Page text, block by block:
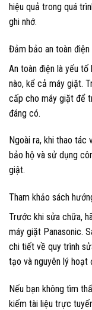
hiệu quả trong quá
ghi nhớ.
Đảm bảo an toàn điện
An toàn điện là yếu
nào, kể cả máy giặt.
cấp cho máy giặt để
đáng có.
Ngoài ra, khi thao tác
bảo hộ và sử dụng
giật.
Tham khảo sách
Trước khi sửa chữa,
máy giặt Panasonic.
chi tiết về quy trình
tạo và nguyên lý hoạt
Nếu bạn không tìm
kiếm tài liệu trực